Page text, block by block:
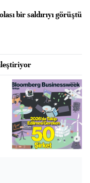
bir saldırıyı görüştü